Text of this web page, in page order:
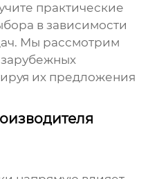
практические
в зависимости
Мы рассмотрим
зарубежных
их предложения